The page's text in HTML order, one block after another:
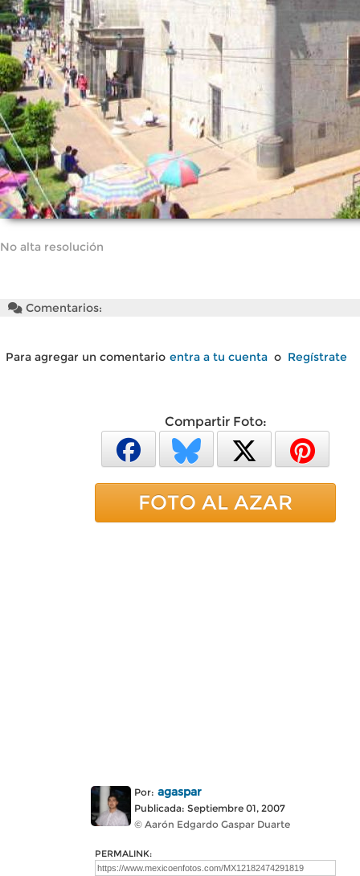
No alta resolución
Comentarios:
Para agregar un comentario entra a tu cuenta o Regístrate
Compartir Foto:
FOTO AL AZAR
Por: agaspar
Publicada: Septiembre 01, 2007
© Aarón Edgardo Gaspar Duarte
PERMALINK: